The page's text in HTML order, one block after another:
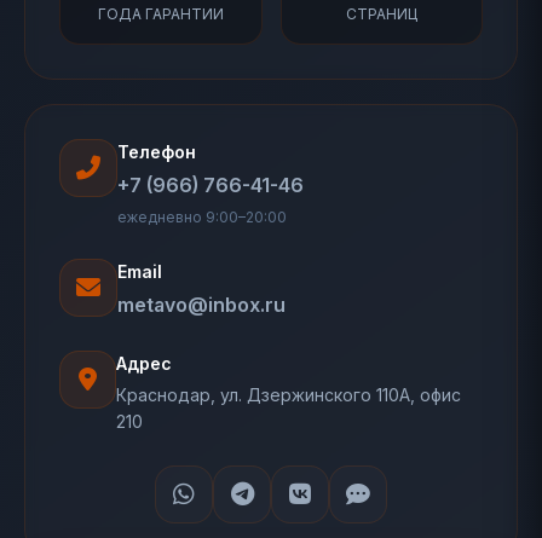
ГОДА ГАРАНТИИ СТРАНИЦ
Телефон
+7 (966) 766-41-46
ежедневно 9:00–20:00
Email
metavo@inbox.ru
Адрес
Краснодар, ул. Дзержинского 110А, офис
210